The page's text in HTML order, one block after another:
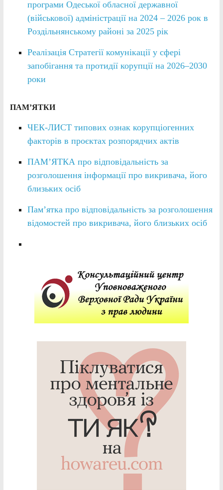
програми Одеської обласної державної
(військової) адміністрації на 2024 – 2026 рок в
Роздільнянському районі за 2025 рік
Реалізація Стратегії комунікації у сфері
запобігання та протидії корупції на 2026–2030
роки
ПАМ’ЯТКИ
ЧЕК-ЛИСТ типових ознак корупціогенних
факторів в проєктах розпорядчих актів
ПАМ’ЯТКА про відповідальність за
розголошення інформації про викривача, його
близьких осіб
Пам’ятка про відповідальність за розголошення
відомостей про викривача, його близьких осіб